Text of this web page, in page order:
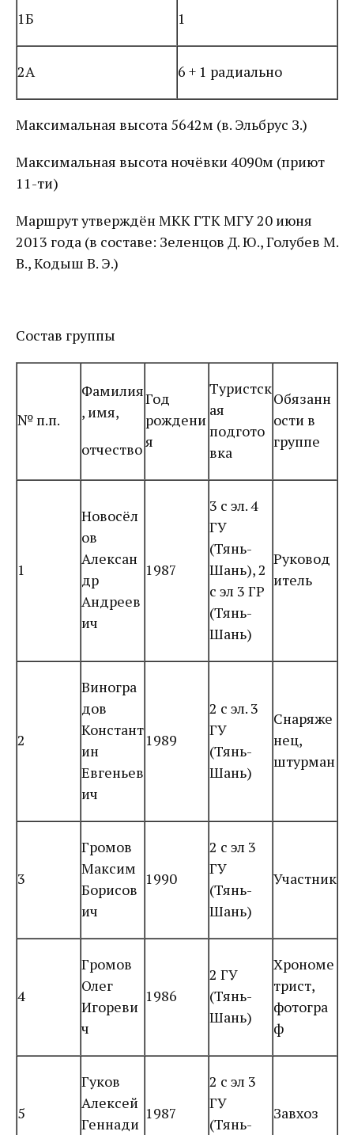
1Б 1
2А 6 + 1 радиально
Максимальная высота 5642м (в. Эльбрус З.)
Максимальная высота ночёвки 4090м (приют
11-ти)
Маршрут утверждён МКК ГТК МГУ 20 июня
2013 года (в составе: Зеленцов Д. Ю., Голубев М.
В., Кодыш В. Э.)
Состав группы
№ п.п.
Фамилия
, имя,
отчество
Год
рождени
я
Туристск
ая
подгото
вка
Обязанн
ости в
группе
1
Новосёл
ов
Алексан
др
Андреев
ич
1987
3 с эл. 4
ГУ
(Тянь-
Шань), 2
с эл 3 ГР
(Тянь-
Шань)
Руковод
итель
2
Виногра
дов
Констант
ин
Евгеньев
ич
1989
2 с эл. 3
ГУ
(Тянь-
Шань)
Снаряже
нец,
штурман
3
Громов
Максим
Борисов
ич
1990
2 с эл 3
ГУ
(Тянь-
Шань)
Участник
4
Громов
Олег
Игореви
ч
1986
2 ГУ
(Тянь-
Шань)
Хрономе
трист,
фотогра
ф
5
Гуков
Алексей
Геннади
1987
2 с эл 3
ГУ
(Тянь-
Завхоз